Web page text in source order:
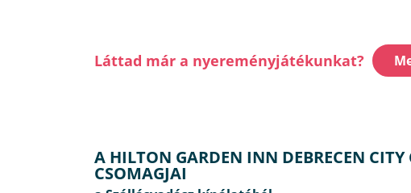
Láttad már a nyereményjátékunkat?
A HILTON GARDEN INN DEBRECEN CITY
CSOMAGJAI